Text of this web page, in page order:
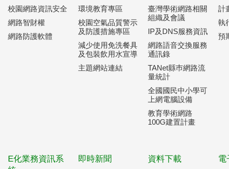
校園網路資訊安全
網路智財權
網路防護軟體
環境教育專區
校園空氣品質警示
及防護措施專區
減少使用免洗餐具
及包裝飲用水宣導
主題網站連結
臺灣學術網路相關
組織及會議
IP及DNS服務資訊
網路語音交換服務
通訊錄
TANet縣巿網路流
量統計
全國國民中小學可
上網電腦設備
教育學術網路
100G建置計畫
計
執
預
E化業務資訊系
即時新聞 資料下載 電